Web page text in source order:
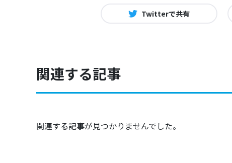
Twitterで共有
関連する記事
関連する記事が見つかりませんでした。